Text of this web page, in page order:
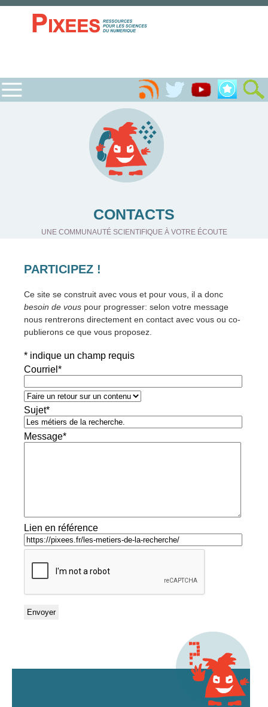
CONTACTS
UNE COMMUNAUTÉ SCIENTIFIQUE À VOTRE ÉCOUTE
PARTICIPEZ !
Ce site se construit avec vous et pour vous, il a donc
besoin de vous pour progresser: selon votre message
nous rentrerons directement en contact avec vous ou co-
publierons ce que vous proposez.
* indique un champ requis
Courriel *
Sujet*
Message*
Lien en référence